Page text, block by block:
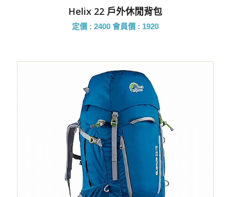
Helix 22 戶外休閒背包
定價 : 2400 會員價 : 1920